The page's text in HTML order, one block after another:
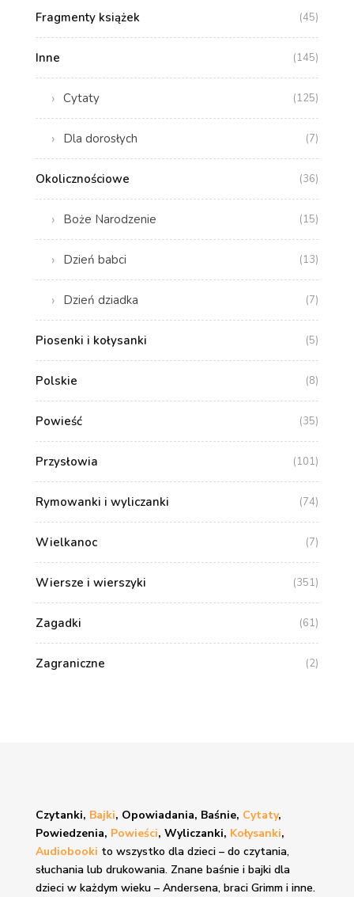
Fragmenty książek (45)
Inne (145)
Cytaty (125)
Dla dorosłych (7)
Okolicznościowe (36)
Boże Narodzenie (15)
Dzień babci (13)
Dzień dziadka (7)
Piosenki i kołysanki (5)
Polskie (8)
Powieść (35)
Przysłowia (101)
Rymowanki i wyliczanki (74)
Wielkanoc (7)
Wiersze i wierszyki (351)
Zagadki (61)
Zagraniczne (2)
Czytanki, Bajki, Opowiadania, Baśnie, Cytaty,
Powiedzenia, Powieści, Wyliczanki, Kołysanki,
Audiobooki to wszystko dla dzieci – do czytania,
słuchania lub drukowania. Znane baśnie i bajkidla
dzieci w każdym wieku – Andersena, braci Grimm i inne.